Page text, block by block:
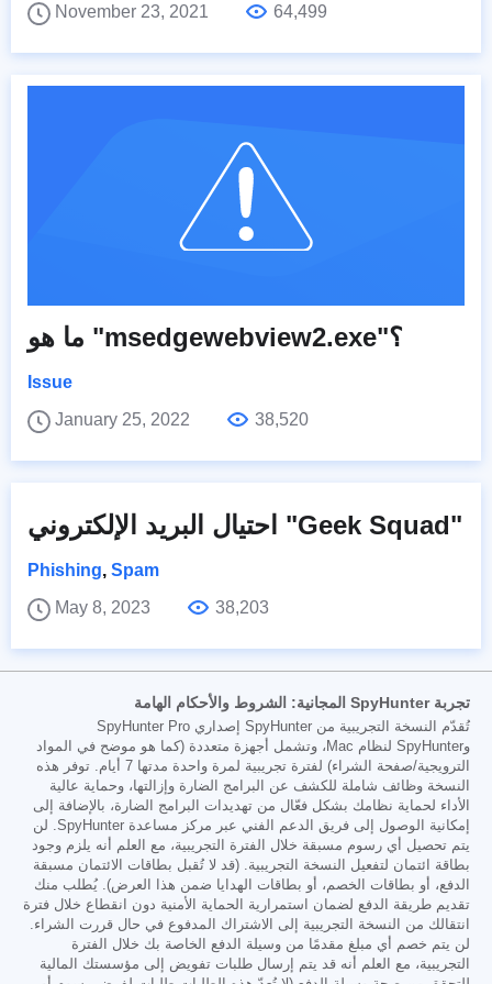
November 23, 2021
64,499
ما هو "msedgewebview2.exe"؟
Issue
January 25, 2022
38,520
احتيال البريد الإلكتروني "Geek Squad"
Phishing, Spam
May 8, 2023
38,203
تجربة SpyHunter المجانية: الشروط والأحكام الهامة
تُقدّم النسخة التجريبية من SpyHunter إصداري SpyHunter Pro
وSpyHunter لنظام Mac، وتشمل أجهزة متعددة (كما هو موضح في المواد
الترويجية/صفحة الشراء) لفترة تجريبية لمرة واحدة مدتها 7 أيام. توفر هذه
النسخة وظائف شاملة للكشف عن البرامج الضارة وإزالتها، وحماية عالية
الأداء لحماية نظامك بشكل فعّال من تهديدات البرامج الضارة، بالإضافة إلى
إمكانية الوصول إلى فريق الدعم الفني عبر مركز مساعدة SpyHunter. لن
يتم تحصيل أي رسوم مسبقة خلال الفترة التجريبية، مع العلم أنه يلزم وجود
بطاقة ائتمان لتفعيل النسخة التجريبية. (قد لا تُقبل بطاقات الائتمان مسبقة
الدفع، أو بطاقات الخصم، أو بطاقات الهدايا ضمن هذا العرض). يُطلب منك
تقديم طريقة الدفع لضمان استمرارية الحماية الأمنية دون انقطاع خلال فترة
انتقالك من النسخة التجريبية إلى الاشتراك المدفوع في حال قررت الشراء.
لن يتم خصم أي مبلغ مقدمًا من وسيلة الدفع الخاصة بك خلال الفترة
التجريبية، مع العلم أنه قد يتم إرسال طلبات تفويض إلى مؤسستك المالية